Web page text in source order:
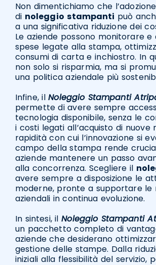
Non dimentichiamo che
di noleggio stampanti può
a una significativa riduzione dei
Le aziende possono monitorare
spese legate alla stampa,
consumi di carta e inchiostro. In
non solo si risparmia, ma si
una politica aziendale più
Infine, ilNoleggio Stampanti
permette di avere sempre
tecnologia disponibile, senza le
i costi legati all’acquisto di nuove
rapidità con cui l’innovazione si
campo della stampa rende
aziende mantenere un passo
alla concorrenza. Scegliere il
avere sempre a disposizione le
moderne, pronte a supportare le
aziendali in continua evoluzione.
In sintesi, ilNoleggio Stampanti
un pacchetto completo di
aziende che desiderano
gestione delle stampe. Dalla
iniziali alla flessibilità del servizio,